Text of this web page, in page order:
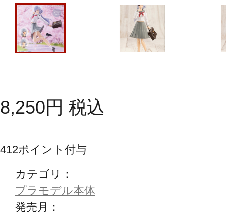
8,250円 税込
412ポイント付与
カテゴリ：
プラモデル本体
発売月：